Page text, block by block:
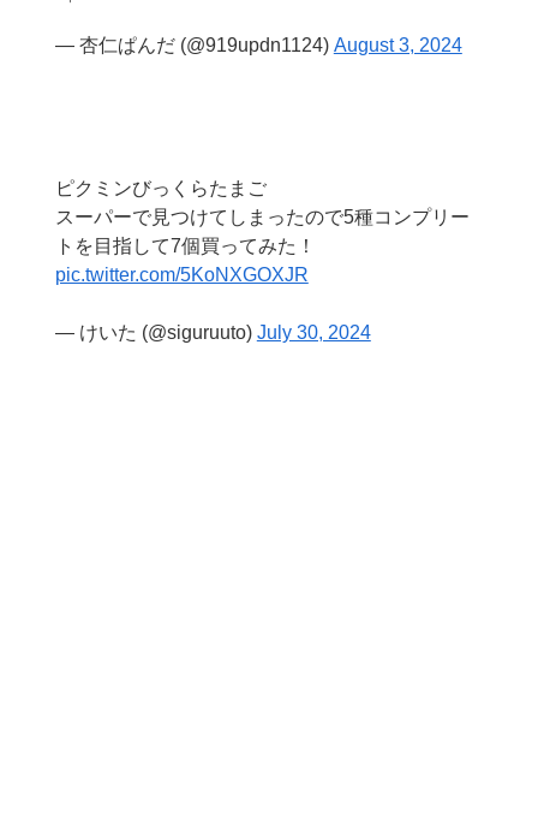
— 杏仁ぱんだ (@919updn1124) August 3, 2024
ピクミンびっくらたまご
スーパーで見つけてしまったので5種コンプリー
トを目指して7個買ってみた！
pic.twitter.com/5KoNXGOXJR
— けいた (@siguruuto) July 30, 2024